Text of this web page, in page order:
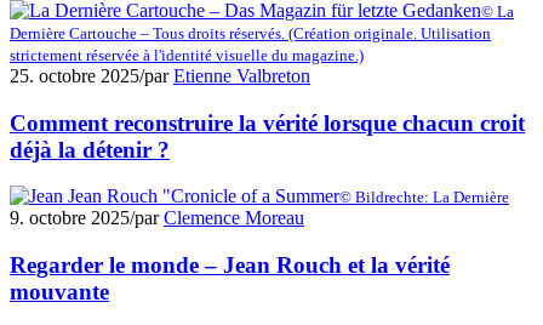
© La
Dernière Cartouche – Tous droits réservés. (Création originale. Utilisation
strictement réservée à l'identité visuelle du magazine.)
25. octobre 2025/parEtienne Valbreton
Comment reconstruire la vérité lorsque chacun croit
déjà la détenir ?
© Bildrechte: La Dernière
9. octobre 2025/parClemence Moreau
Regarder le monde – Jean Rouch et la vérité
mouvante